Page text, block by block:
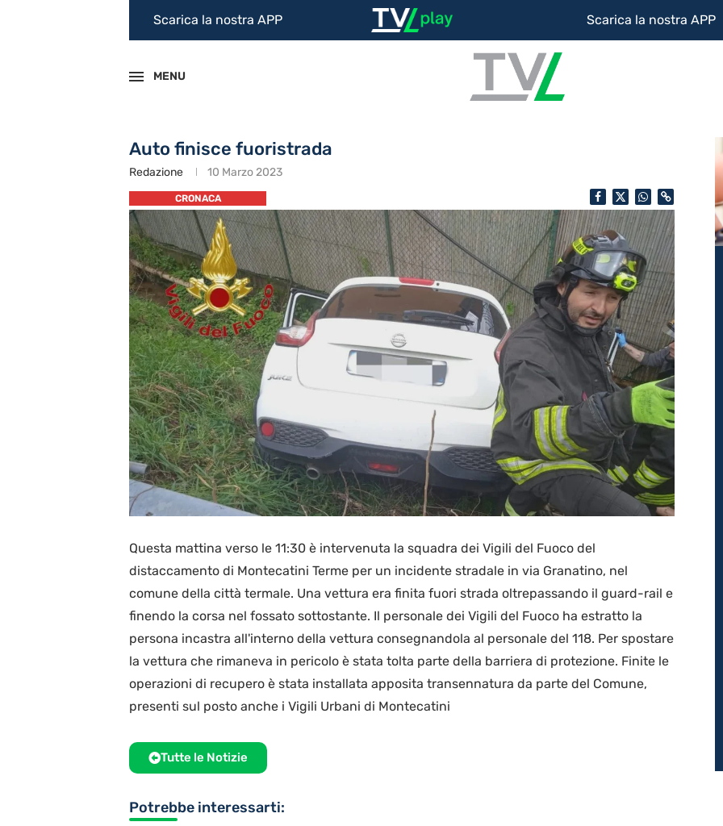
Scarica la nostra APP Scarica la nostra APP
MENU
Auto finisce fuoristrada
Redazione 10 Marzo 2023
CRONACA
Questa mattina verso le 11:30 è intervenuta la squadra dei Vigili del Fuoco del
distaccamento di Montecatini Terme per un incidente stradale in via Granatino, nel
comune della città termale. Una vettura era finita fuori strada oltrepassando il guard-rail e
finendo la corsa nel fossato sottostante. Il personale dei Vigili del Fuoco ha estratto la
persona incastra all'interno della vettura consegnandola al personale del 118. Per spostare
la vettura che rimaneva in pericolo è stata tolta parte della barriera di protezione. Finite le
operazioni di recupero è stata installata apposita transennatura da parte del Comune,
presenti sul posto anche i Vigili Urbani di Montecatini
Tutte le Notizie
Potrebbe interessarti: